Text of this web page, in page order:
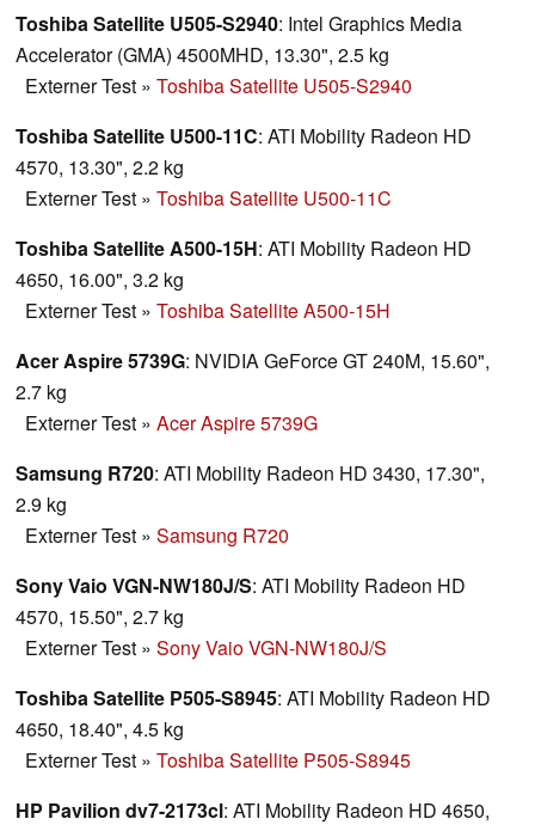
Toshiba Satellite U505-S2940: Intel Graphics Media
Accelerator (GMA) 4500MHD, 13.30", 2.5 kg
Externer Test » Toshiba Satellite U505-S2940
Toshiba Satellite U500-11C: ATI Mobility Radeon HD
4570, 13.30", 2.2 kg
Externer Test » Toshiba Satellite U500-11C
Toshiba Satellite A500-15H: ATI Mobility Radeon HD
4650, 16.00", 3.2 kg
Externer Test » Toshiba Satellite A500-15H
Acer Aspire 5739G: NVIDIA GeForce GT 240M, 15.60",
2.7 kg
Externer Test » Acer Aspire 5739G
Samsung R720: ATI Mobility Radeon HD 3430, 17.30",
2.9 kg
Externer Test » Samsung R720
Sony Vaio VGN-NW180J/S: ATI Mobility Radeon HD
4570, 15.50", 2.7 kg
Externer Test » Sony Vaio VGN-NW180J/S
Toshiba Satellite P505-S8945: ATI Mobility Radeon HD
4650, 18.40", 4.5 kg
Externer Test » Toshiba Satellite P505-S8945
HP Pavilion dv7-2173cl: ATI Mobility Radeon HD 4650,